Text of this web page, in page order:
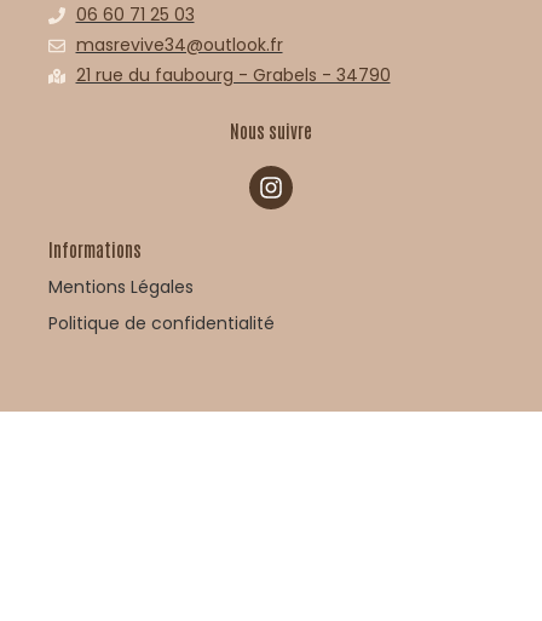
06 60 71 25 03
masrevive34@outlook.fr
21 rue du faubourg - Grabels - 34790
Nous suivre
Informations
Mentions Légales
Politique de confidentialité